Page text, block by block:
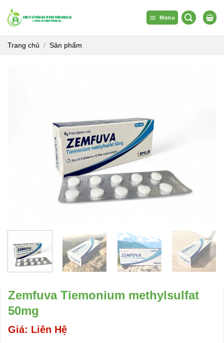
qua
dung
Menu
Trang chủ / Sản phẩm
Zemfuva Tiemonium methylsulfat
50mg
Giá: Liên Hệ